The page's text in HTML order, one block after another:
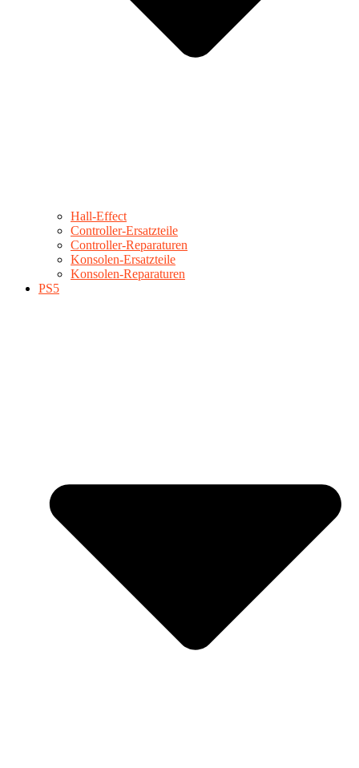
Hall-Effect
Controller-Ersatzteile
Controller-Reparaturen
Konsolen-Ersatzteile
Konsolen-Reparaturen
PS5